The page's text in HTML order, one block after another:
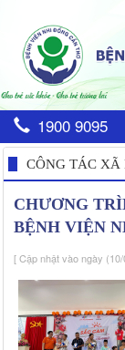
1900 9095
CÔNG TÁC XÃ
CHƯƠNG
BỆNH VIỆN
[ Cập nhật vào ngày